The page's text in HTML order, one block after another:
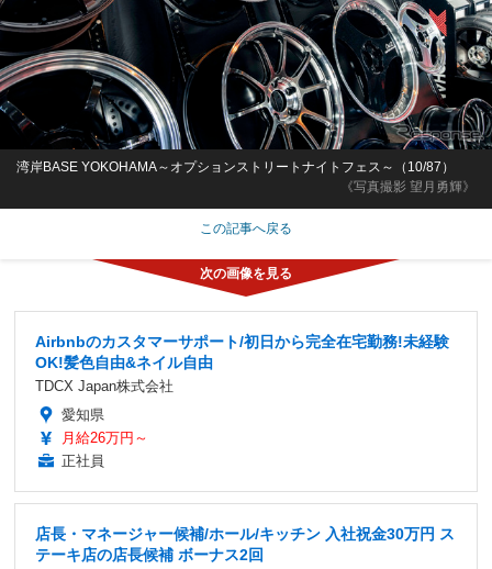
《写真撮影 望月勇輝》
湾岸BASE YOKOHAMA～オプションストリートナイトフェス～（10/87）
この記事へ戻る
Airbnbのカスタマーサポート/初日から完全在宅勤務!未経験
OK!髪色自由&ネイル自由
TDCX Japan株式会社
愛知県
月給26万円～
正社員
店長・マネージャー候補/ホール/キッチン 入社祝金30万円 ス
テーキ店の店長候補 ボーナス2回